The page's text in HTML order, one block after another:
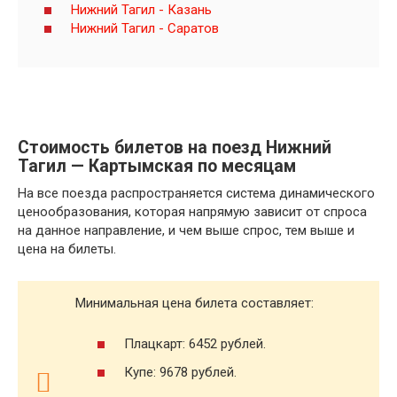
Нижний Тагил - Казань
Нижний Тагил - Саратов
Стоимость билетов на поезд Нижний
Тагил — Картымская по месяцам
На все поезда распространяется система динамического
ценообразования, которая напрямую зависит от спроса
на данное направление, и чем выше спрос, тем выше и
цена на билеты.
Минимальная цена билета составляет:
Плацкарт: 6452 рублей.
Купе: 9678 рублей.